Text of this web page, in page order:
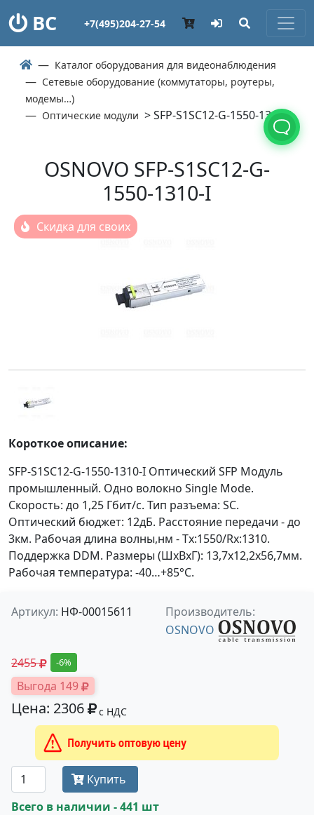
ВС +7(495)204-27-54
Каталог оборудования для видеонаблюдения
Сетевые оборудование (коммутаторы, роутеры,
модемы…)
Оптические модули > SFP-S1SC12-G-1550-1310-I
OSNOVO SFP-S1SC12-G-
1550-1310-I
Скидка для своих
Короткое описание:
SFP-S1SC12-G-1550-1310-I Оптический SFP Модуль
промышленный. Одно волокно Single Mode.
Скорость: до 1,25 Гбит/c. Тип разъема: SC.
Оптический бюджет: 12дБ. Расстояние передачи - до
3км. Рабочая длина волны,нм - Tx:1550/Rx:1310.
Поддержка DDM. Размеры (ШхВхГ): 13,7x12,2x56,7мм.
Рабочая температура: -40…+85°С.
Артикул: НФ-00015611
Производитель:
OSNOVO
2455 -6%
Выгода 149
Цена: 2306 с НДС
Получить оптовую цену
Купить
Всего в наличии - 441 шт